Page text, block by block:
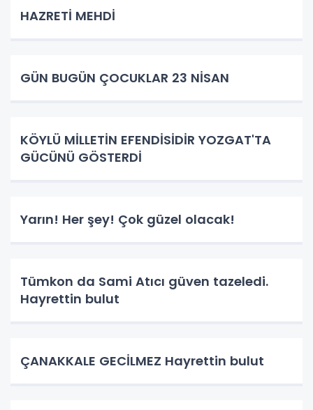
HAZRETİ MEHDİ
GÜN BUGÜN ÇOCUKLAR 23 NİSAN
KÖYLÜ MİLLETİN EFENDİSİDİR YOZGAT'TA
GÜCÜNÜ GÖSTERDİ
Yarın! Her şey! Çok güzel olacak!
Tümkon da Sami Atıcı güven tazeledi.
Hayrettin bulut
ÇANAKKALE GECİLMEZ Hayrettin bulut